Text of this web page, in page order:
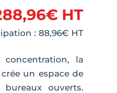
€HT
: 88,96€ HT
la
crée un espace de
ouverts.